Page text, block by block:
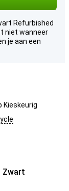
Refurbished
niet wanneer
je aan een
Kieskeurig
Zwart